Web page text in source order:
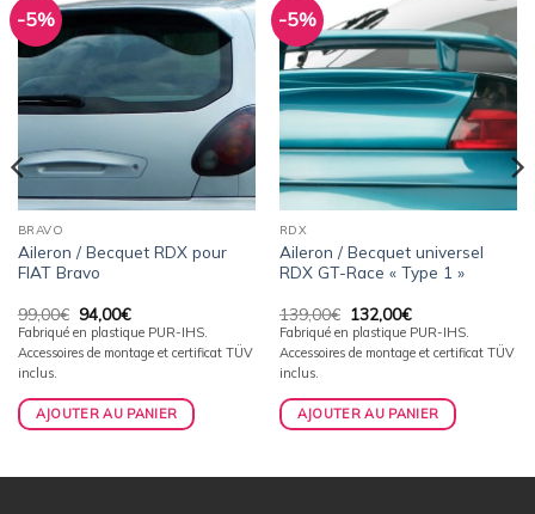
-5%
Ajouter
à la
wishlist
BRAVO
Aileron / Becquet RDX pour
FIAT Bravo
99,00€ Le
prix
initial
était :
94,00€Le
prix
actuel
est :
Fabriqué en plastique PUR-IHS.
Accessoires de montage et certificat TÜV
inclus.
AJOUTER AU PANIER
-5%
Ajouter
à la
wishlist
RDX
Aileron / Becquet universel
RDX GT-Race « Type 1 »
139,00€ Le
prix
initial
était :
132,00€Le
prix
actuel
est :
Fabriqué en plastique PUR-IHS.
Accessoires de montage et certificat TÜV
inclus.
AJOUTER AU PANIER